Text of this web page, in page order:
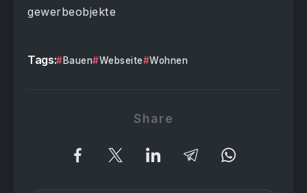
gewerbeobjekte
Tags: Bauen Webseite Wohnen
Share